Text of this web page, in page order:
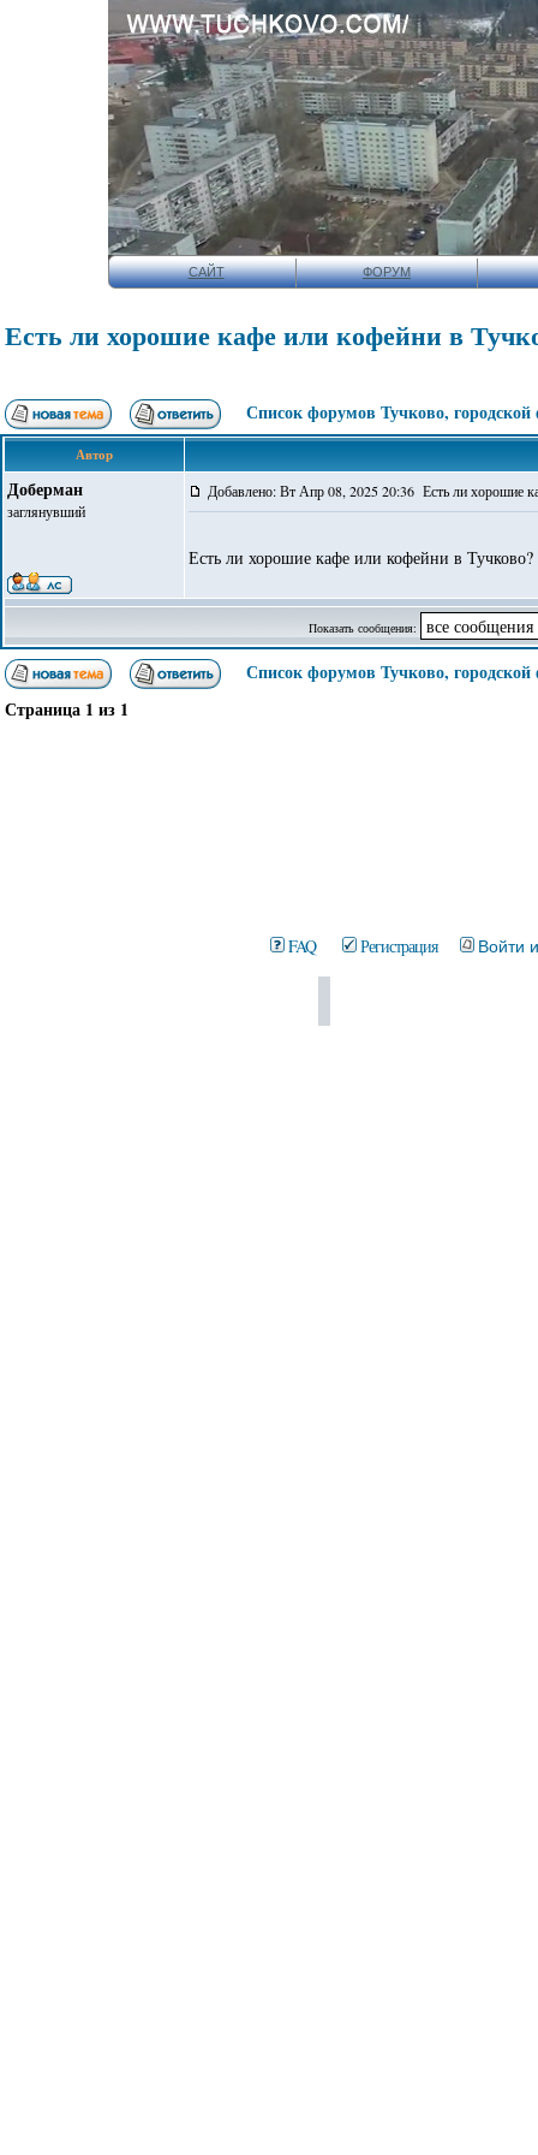
САЙТ ФОРУМ
Есть ли хорошие кафе или кофейни в
Список форумов Тучково,
Автор
Доберман
заглянувший
Добавлено: Вт Апр 08, 2025 20:36 Есть ли хорошие
Есть ли хорошие кафе или кофейни в Тучково?
Показать сообщения:
Список форумов Тучково,
Страница 1 из 1
FAQ Регистрация Войти